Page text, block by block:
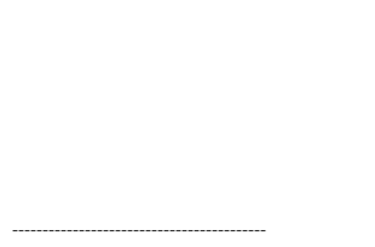
------------------------------------------